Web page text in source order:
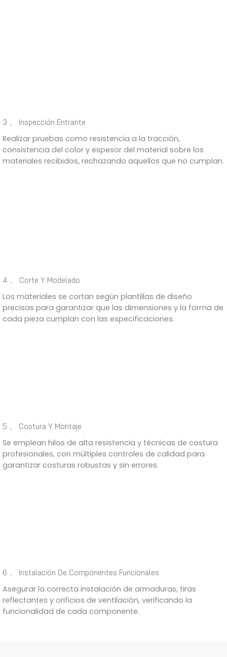
3 、 Inspección Entrante
Realizar pruebas como resistencia a la tracción,
consistencia del color y espesor del material sobre los
materiales recibidos, rechazando aquellos que no cumplan.
4 、 Corte Y Modelado
Los materiales se cortan según plantillas de diseño
precisas para garantizar que las dimensiones y la forma de
cada pieza cumplan con las especificaciones.
5 、 Costura Y Montaje
Se emplean hilos de alta resistencia y técnicas de costura
profesionales, con múltiples controles de calidad para
garantizar costuras robustas y sin errores.
6 、 Instalación De Componentes Funcionales
Asegurar la correcta instalación de armaduras, tiras
reflectantes y orificios de ventilación, verificando la
funcionalidad de cada componente.